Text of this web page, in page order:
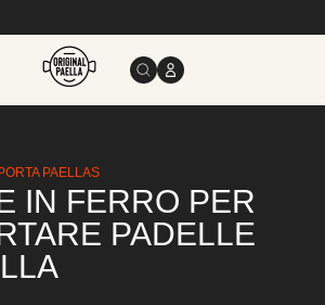
PORTA PAELLAS
IN FERRO PER
PADELLE